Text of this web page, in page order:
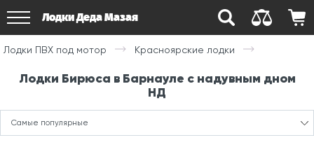
Лодки Деда Мазая
Лодки ПВХ под мотор Красноярские лодки
Лодки Бирюса в Барнауле с надувным дном
НД
Самые популярные